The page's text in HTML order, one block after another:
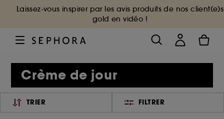
Laissez-vous inspirer par les avis produits de nos client(e)s
gold en vidéo !
Crème de jour
TRIER FILTRER